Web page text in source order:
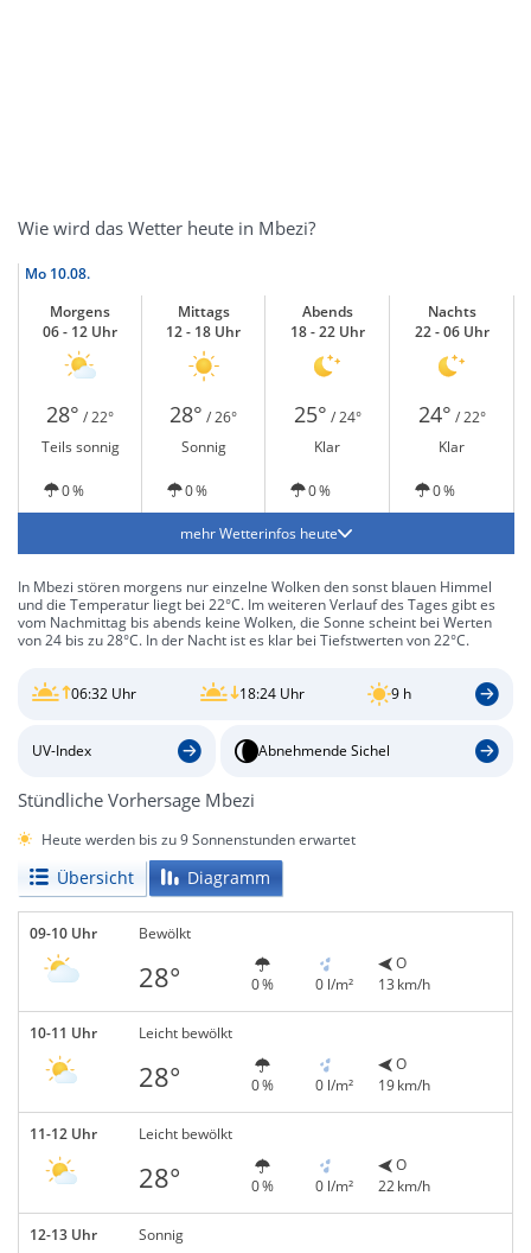
Wie wird das Wetter heute in Mbezi?
Mo 10.08.
Morgens
06 - 12 Uhr
Mittags
12 - 18 Uhr
Abends
18 - 22 Uhr
Nachts
22 - 06 Uhr
28° / 22° 28° / 26° 25° / 24° 24° / 22°
Teils sonnig
Sonnig Klar Klar
0 % 0 % 0 % 0 %
mehr Wetterinfos heute
In Mbezi stören morgens nur einzelne Wolken den sonst blauen Himmel
und die Temperatur liegt bei 22°C. Im weiteren Verlauf des Tages gibt es
vom Nachmittag bis abends keine Wolken, die Sonne scheint bei Werten
von 24 bis zu 28°C. In der Nacht ist es klar bei Tiefstwerten von 22°C.
06:32 Uhr 18:24 Uhr 9 h
UV-Index Abnehmende Sichel
Stündliche Vorhersage Mbezi
Heute werden bis zu 9 Sonnenstunden erwartet
Übersicht Diagramm
09-10 Uhr Bewölkt
28° 0 % 0 l/m²
O
13 km/h
10-11 Uhr Leicht bewölkt
28° 0 % 0 l/m²
O
19 km/h
11-12 Uhr Leicht bewölkt
28° 0 % 0 l/m²
O
22 km/h
12-13 Uhr Sonnig